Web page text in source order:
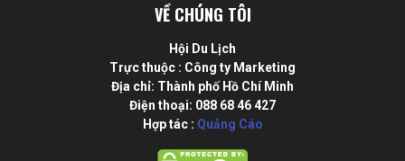
VỀ CHÚNG TÔI
Hội Du Lịch
Trực thuộc : Công ty Marketing
Địa chỉ: Thành phố Hồ Chí Minh
Điện thoại: 088 68 46 427
Hợp tác : Quảng Cáo